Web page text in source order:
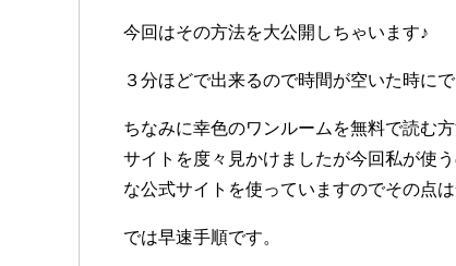
今回はその方法を大公開しちゃいます♪
３分ほどで出来るので時間が空いた時に
ちなみに幸色のワンルームを無料で読む
サイトを度々見かけましたが今回私が使
な公式サイトを使っていますのでその点
では早速手順です。